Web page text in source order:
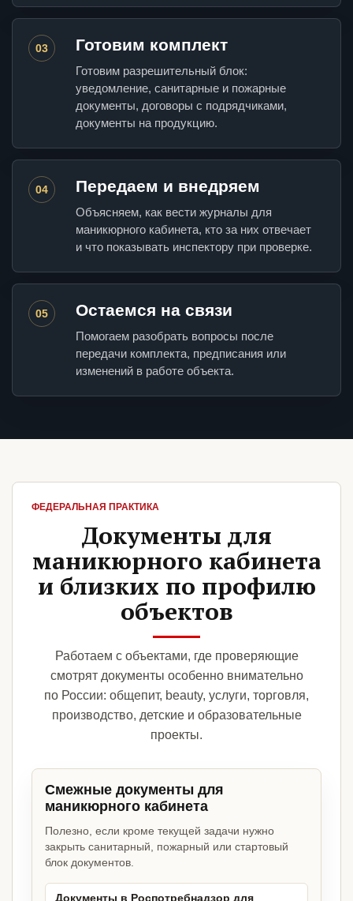
03 Готовим комплект
Готовим разрешительный блок:
уведомление, санитарные и пожарные
документы, договоры с подрядчиками,
документы на продукцию.
04 Передаем и внедряем
Объясняем, как вести журналы для
маникюрного кабинета, кто за них отвечает
и что показывать инспектору при проверке.
05 Остаемся на связи
Помогаем разобрать вопросы после
передачи комплекта, предписания или
изменений в работе объекта.
ФЕДЕРАЛЬНАЯ ПРАКТИКА
Документы для
маникюрного кабинета
и близких по профилю
объектов
Работаем с объектами, где проверяющие
смотрят документы особенно внимательно
по России: общепит, beauty, услуги, торговля,
производство, детские и образовательные
проекты.
Смежные документы для
маникюрного кабинета
Полезно, если кроме текущей задачи нужно
закрыть санитарный, пожарный или стартовый
блок документов.
Документы в Роспотребнадзор для